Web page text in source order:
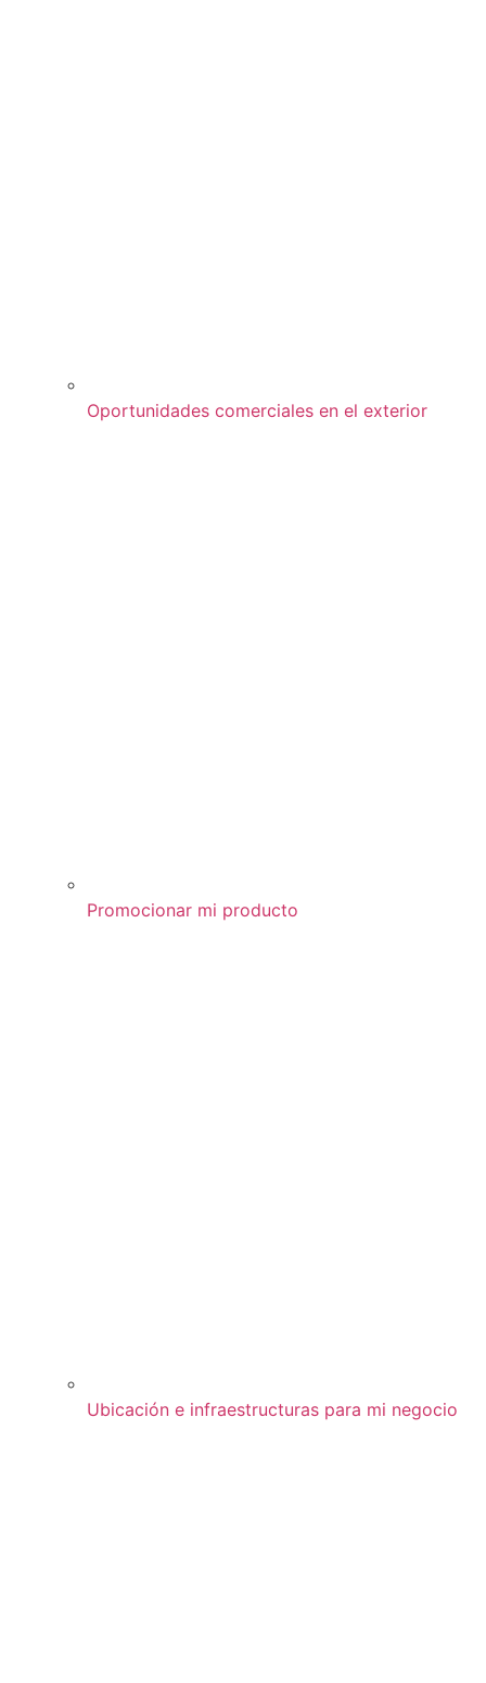
Oportunidades comerciales en el exterior
Promocionar mi producto
Ubicación e infraestructuras para mi negocio